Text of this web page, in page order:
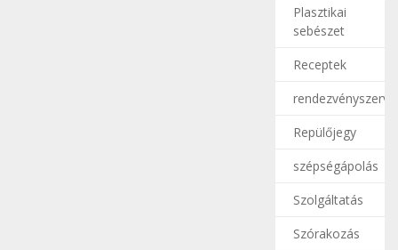
Plasztikai
sebészet
Receptek
Repülőjegy
szépségápolás
Szolgáltatás
Szórakozás